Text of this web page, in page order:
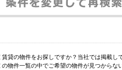
賃貸の物件をお探しですか？当社では掲載し
の物件一覧の中でご希望の物件が見つから